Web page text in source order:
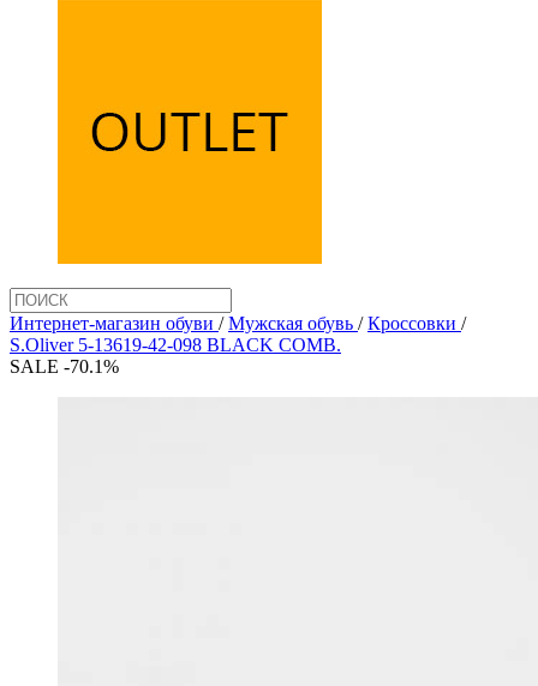
Интернет-магазин обуви /Мужская обувь /Кроссовки /
S.Oliver 5-13619-42-098 BLACK COMB.
SALE -70.1%